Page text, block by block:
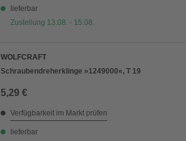
lieferbar
Zustellung 13.08. - 15.08.
WOLFCRAFT
Schraubendreherklinge »1249000«, T 19
5,29 €
Verfügbarkeit im Markt prüfen
lieferbar